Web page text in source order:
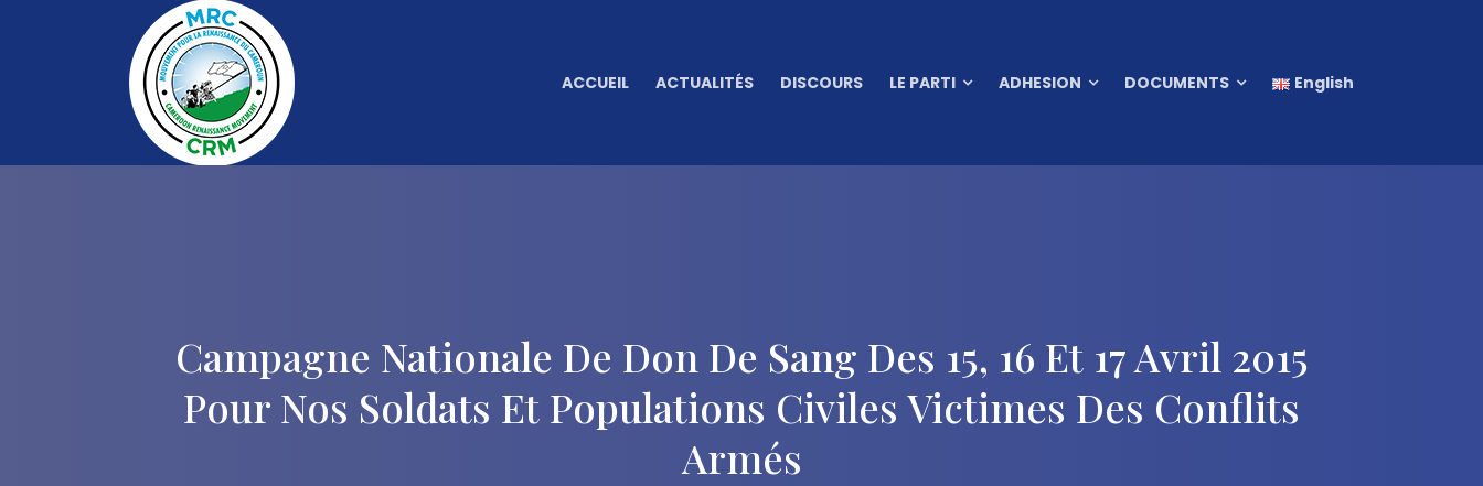
ACCUEIL ACTUALITÉS DISCOURS LE PARTI ADHESION DOCUMENTS English
Campagne Nationale De Don De Sang Des 15, 16 Et 17 Avril 2015
Pour Nos Soldats Et Populations Civiles Victimes Des Conflits
Armés